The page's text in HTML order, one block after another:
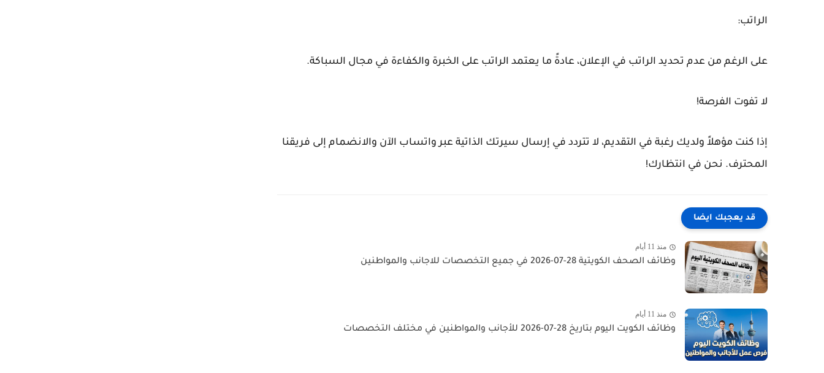
الراتب:
على الرغم من عدم تحديد الراتب في الإعلان، عادةً ما يعتمد الراتب على الخبرة والكفاءة في مجال السباكة.
لا تفوت الفرصة!
إذا كنت مؤهلاً ولديك رغبة في التقديم، لا تتردد في إرسال سيرتك الذاتية عبر واتساب الآن والانضمام إلى فريقنا
المحترف. نحن في انتظارك!
قد يعجبك ايضا
منذ 11 أيام
وظائف الصحف الكويتية 28-07-2026 في جميع التخصصات للاجانب والمواطنين
منذ 11 أيام
وظائف الكويت اليوم بتاريخ 28-07-2026 للأجانب والمواطنين في مختلف التخصصات